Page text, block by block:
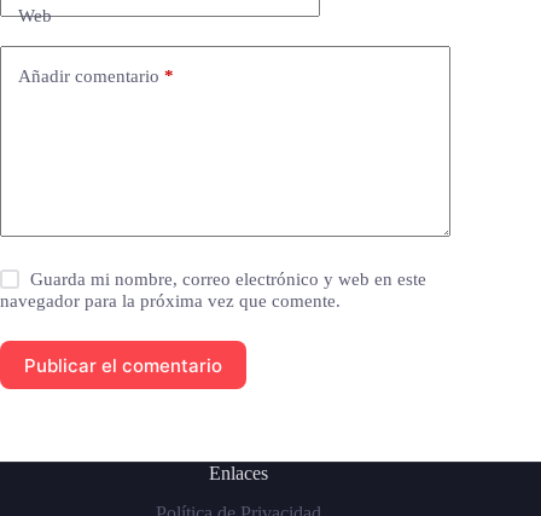
Web
Añadir comentario *
Guarda mi nombre, correo electrónico y web en este
navegador para la próxima vez que comente.
Publicar el comentario
Enlaces